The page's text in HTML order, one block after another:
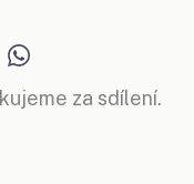
za sdílení.